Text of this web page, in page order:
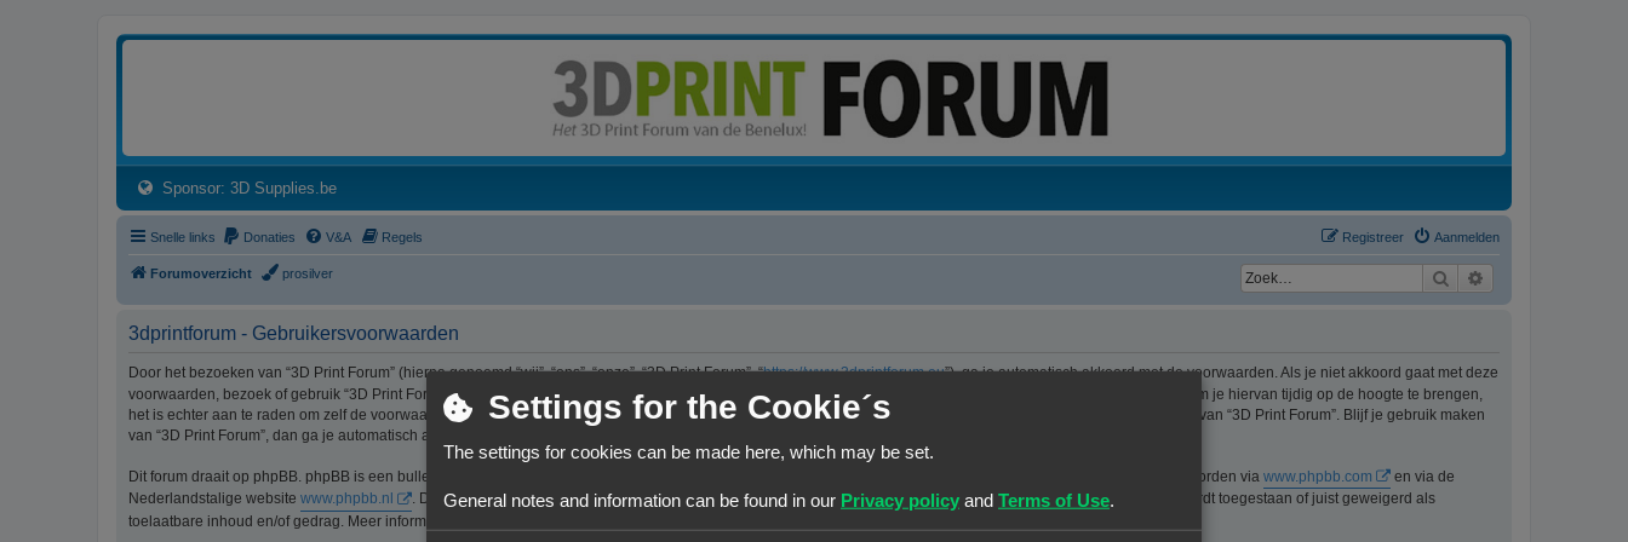
Sponsor: 3D Supplies.be(Opens a new tab)
Snelle links Donaties V&A Regels Aanmelden
Registreer
Forumoverzicht prosilver Zoek
3dprintforum - Gebruikersvoorwaarden
Door het bezoeken van “3D Print Forum” (hierna genoemd “wij”, “ons”, “onze”, “3D Print Forum”, “https://www.3dprintforum.eu”), ga je automatisch akkoord met de voorwaarden. Als je niet akkoord gaat met deze
voorwaarden, bezoek of gebruik “3D Print Forum” dan niet langer. We hebben het recht om de voorwaarden op ieder moment te wijzigen en zullen ons best doen om je hiervan tijdig op de hoogte te brengen,
het is echter aan te raden om zelf de voorwaarden regelmatig te controleren op wijzigingen. Ga je niet akkoord met deze wijzigingen, maak dan niet langer gebruik van “3D Print Forum”. Blijf je gebruik maken
van “3D Print Forum”, dan ga je automatisch akkoord met de wijzigingen en of toevoegingen.
Dit forum draait op phpBB. phpBB is een bulletinboardoplossing die is uitgebracht onder de “GNU General Public License v2” (hierna “GPL”) en kan gedownload worden via www.phpbb.com
en via de
Nederlandstalige website www.phpbb.nl
. De phpBB-software maakt internetgebaseerde discussies mogelijk. phpBB Limited is niet verantwoordelijk voor wat wordt toegestaan of juist geweigerd als
toelaatbare inhoud en/of gedrag. Meer informatie over phpBB kun je vinden op
Settings for the Cookie´s
The settings for cookies can be made here, which may be set.
General notes and information can be found in our Privacy policy and Terms of Use.